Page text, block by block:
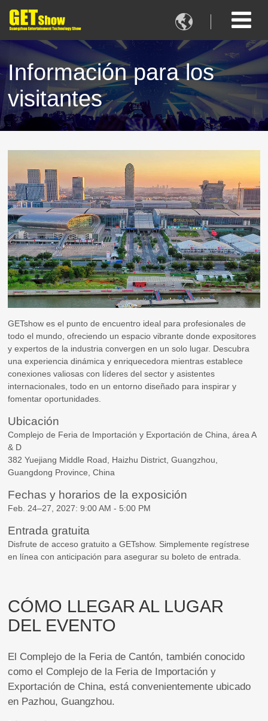

Información para los
visitantes
GETshow es el punto de encuentro ideal para profesionales de
todo el mundo, ofreciendo un espacio vibrante donde expositores
y expertos de la industria convergen en un solo lugar. Descubra
una experiencia dinámica y enriquecedora mientras establece
conexiones valiosas con líderes del sector y asistentes
internacionales, todo en un entorno diseñado para inspirar y
fomentar oportunidades.
Ubicación
Complejo de Feria de Importación y Exportación de China, área A
& D
382 Yuejiang Middle Road, Haizhu District, Guangzhou,
Guangdong Province, China
Fechas y horarios de la exposición
Feb. 24–27, 2027: 9:00 AM - 5:00 PM
Entrada gratuita
Disfrute de acceso gratuito a GETshow. Simplemente regístrese
en línea con anticipación para asegurar su boleto de entrada.
CÓMO LLEGAR AL LUGAR
DEL EVENTO
El Complejo de la Feria de Cantón, también conocido
como el Complejo de la Feria de Importación y
Exportación de China, está convenientemente ubicado
en Pazhou, Guangzhou.